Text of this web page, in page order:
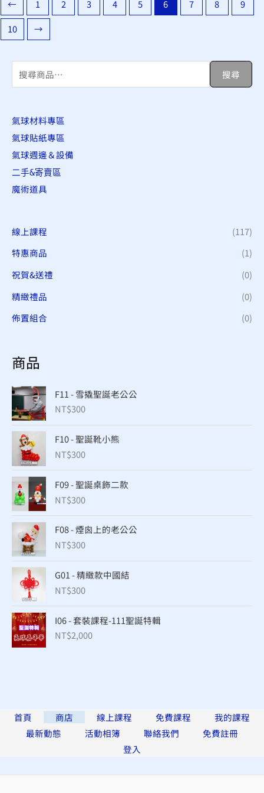
搜
尋
鍵
字
:
搜尋
氣球材料專區
氣球貼紙專區
氣球週邊＆設備
二手&寄賣區
魔術道具
線上課程
(117)
特惠商品
(1)
祝賀&送禮
(0)
精緻禮品
(0)
佈置組合
(0)
商品
F11 - 雪撬聖誕老公公
NT$300
F10 - 聖誕靴小熊
NT$300
F09 - 聖誕桌飾二款
NT$300
F08 - 煙囪上的老公公
NT$300
G01 - 精緻款中國結
NT$300
I06 - 套裝課程-111聖誕特輯
NT$2,000
← 1 2 3 4 5 6 7 8 9
10 →
首頁 商店 線上課程 免費課程
我的課程
最新動態
活動相簿 聯絡我們
免費註冊
登入